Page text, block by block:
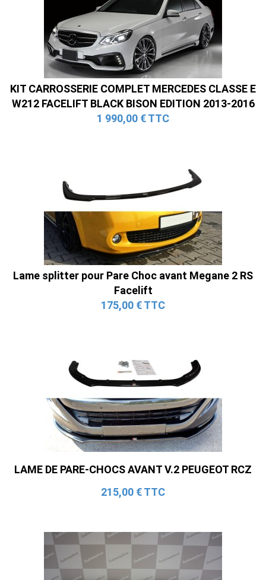
KIT CARROSSERIE COMPLET MERCEDES CLASSE E
W212 FACELIFT BLACK BISON EDITION 2013-2016
1 990,00 € TTC
Lame splitter pour Pare Choc avant Megane 2 RS
Facelift
175,00 € TTC
LAME DE PARE-CHOCS AVANT V.2 PEUGEOT RCZ
215,00 € TTC